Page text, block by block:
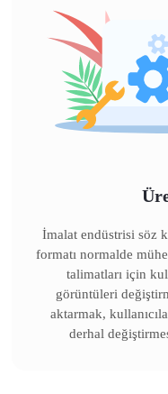
İmalat endüstrisi söz
formatı normalde
talimatları için
görüntüleri
aktarmak,
derhal